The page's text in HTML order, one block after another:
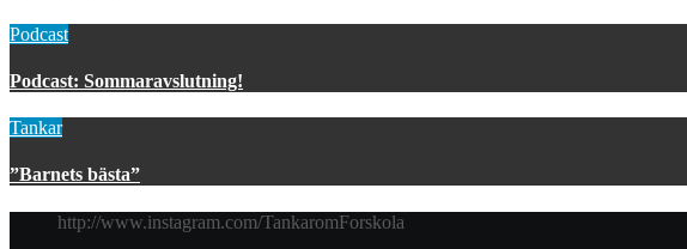
Podcast
Podcast: Sommaravslutning!
Tankar
”Barnets bästa”
http://www.instagram.com/TankaromForskola